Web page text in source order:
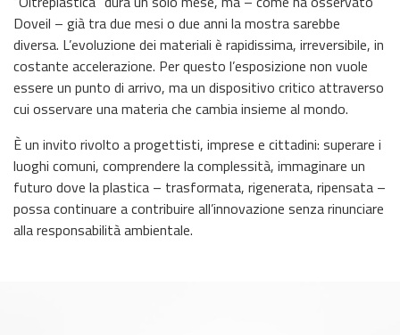
Doveil – già tra due mesi o due anni la mostra sarebbe
diversa. L’evoluzione dei materiali è rapidissima, irreversibile, in
costante accelerazione. Per questo l’esposizione non vuole
essere un punto di arrivo, ma un dispositivo critico attraverso
cui osservare una materia che cambia insieme al mondo.
È un invito rivolto a progettisti, imprese e cittadini: superare i
luoghi comuni, comprendere la complessità, immaginare un
futuro dove la plastica – trasformata, rigenerata, ripensata –
possa continuare a contribuire all’innovazione senza rinunciare
alla responsabilità ambientale.